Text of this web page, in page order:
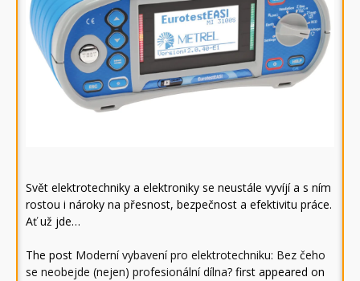
Svět elektrotechniky a elektroniky se neustále vyvíjí a s ním
rostou i nároky na přesnost, bezpečnost a efektivitu práce.
Ať už jde…
The post Moderní vybavení pro elektrotechniku: Bez čeho
se neobejde (nejen) profesionální dílna? first appeared on